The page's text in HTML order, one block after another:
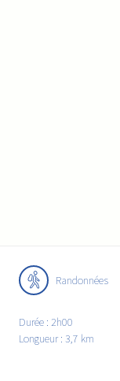
Randonnées
Durée : 2h00
Longueur : 3,7 km